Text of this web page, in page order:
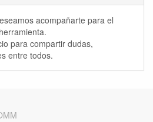
acompañarte para el
para compartir dudas,
entre todos.